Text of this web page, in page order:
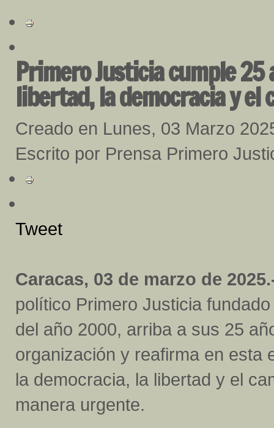
Primero Justicia cumple
libertad, la democracia y el
Creado en Lunes, 03 Marzo
Escrito por Prensa Primero
Tweet
Caracas, 03 de marzo de
político Primero Justicia
del año 2000, arriba a sus 25
organización y reafirma en esta
la democracia, la libertad y el
manera urgente.